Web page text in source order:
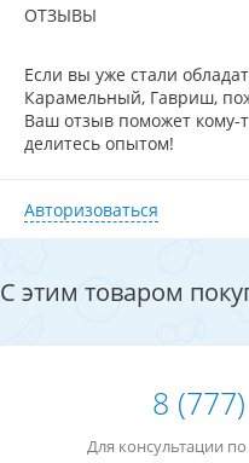
ОТЗЫВЫ
Если вы уже стали
Карамельный, Гавриш,
Ваш отзыв поможет кому-
делитесь опытом!
Авторизоваться
С этим товаром
8
Для консультации